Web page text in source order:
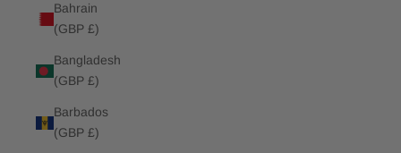
Bahrain
(GBP £)
Bangladesh
(GBP £)
Barbados
(GBP £)